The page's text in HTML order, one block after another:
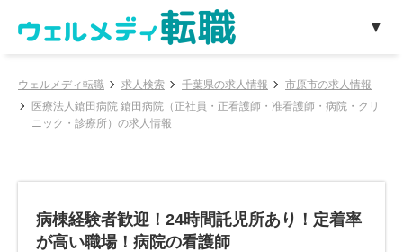
ウェルメディ転職 求人検索 千葉県の求人情報
市原市の求人情報
医療法人鎗田病院 鎗田病院（正社員・正看護師・准看護師・病院・クリ
ニック・診療所）の求人情報
病棟経験者歓迎！24時間託児所あり！定着率
が高い職場！病院の看護師